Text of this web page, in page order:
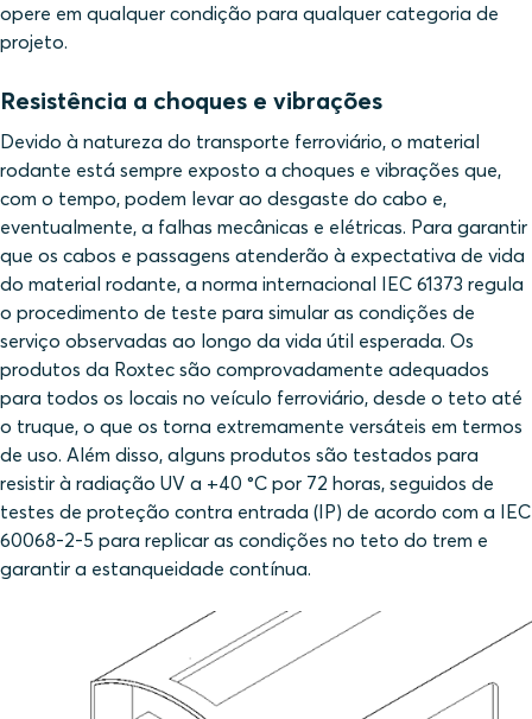
opere em qualquer condição para qualquer categoria de
projeto.
Resistência a choques e vibrações
Devido à natureza do transporte ferroviário, o material
rodante está sempre exposto a choques e vibrações que,
com o tempo, podem levar ao desgaste do cabo e,
eventualmente, a falhas mecânicas e elétricas. Para garantir
que os cabos e passagens atenderão à expectativa de vida
do material rodante, a norma internacional IEC 61373 regula
o procedimento de teste para simular as condições de
serviço observadas ao longo da vida útil esperada. Os
produtos da Roxtec são comprovadamente adequados
para todos os locais no veículo ferroviário, desde o teto até
o truque, o que os torna extremamente versáteis em termos
de uso. Além disso, alguns produtos são testados para
resistir à radiação UV a +40 °C por 72 horas, seguidos de
testes de proteção contra entrada (IP) de acordo com a IEC
60068-2-5 para replicar as condições no teto do trem e
garantir a estanqueidade contínua.